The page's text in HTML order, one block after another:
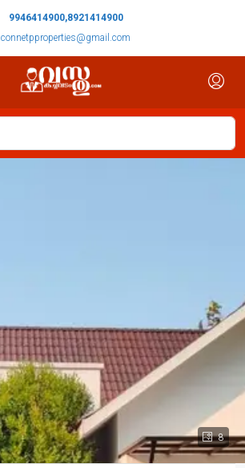
9946414900,8921414900
connetpproperties@gmail.com
8